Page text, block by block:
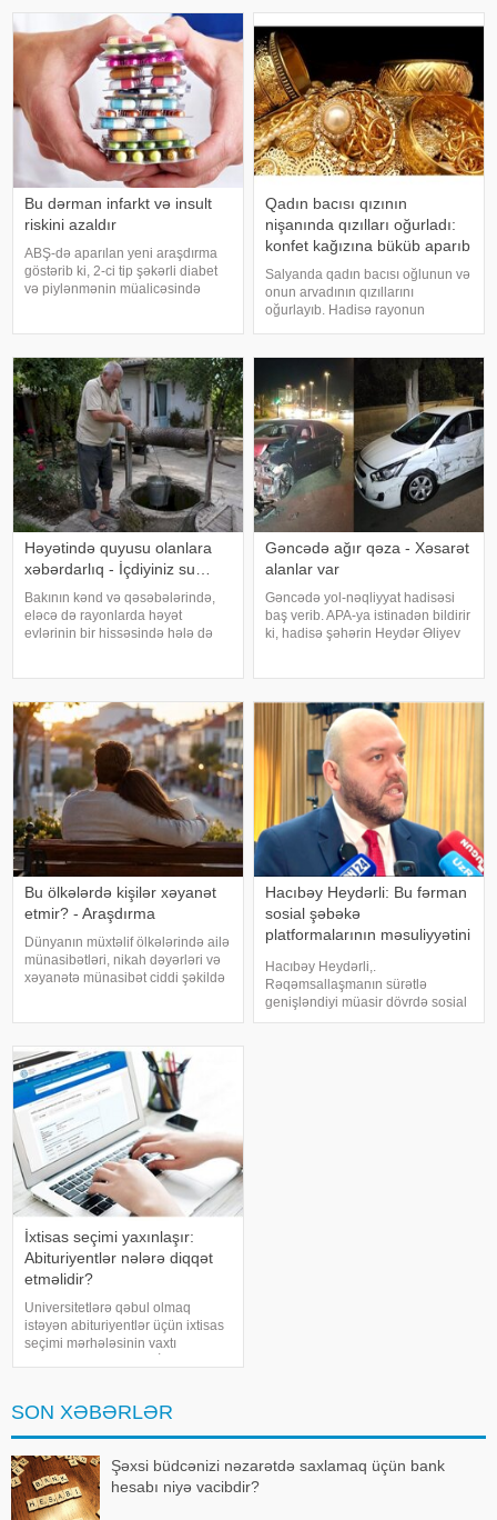
verir ki, Associated Press
agentliyinin regional rəsmiyə
istinadə
küçələrdə nəqliyyat vasitələrini
Bu dərman infarkt və insult
riskini azaldır
ABŞ-də aparılan yeni araşdırma
göstərib ki, 2-ci tip şəkərli diabet
və piylənmənin müalicəsində
riskini əhəmiyyətli dərəcəd
Qadın bacısı qızının
nişanında qızılları oğurladı:
konfet kağızına büküb aparıb
Salyanda qadın bacısı oğlunun və
onun arvadının qızıllarını
oğurlayıb. Hadisə rayonun
Sənubər Rəhimova (şərti adla)
bacısı qızının nişanı üçün onların
evinə gedib
Həyətində quyusu olanlara
xəbərdarlıq - İçdiyiniz su…
Bakının kənd və qəsəbələrində,
eləcə də rayonlarda həyət
evlərinin bir hissəsində hələ də
təchizatının fasilələrlə həyata
keçirildiyi ərazilərd
Gəncədə ağır qəza - Xəsarət
alanlar var
Gəncədə yol-nəqliyyat hadisəsi
baş verib. APA-ya istinadən bildirir
ki, hadisə şəhərin Heydər Əliyev
xəsarət alıb. Yaralıla
Bu ölkələrdə kişilər xəyanət
etmir? - Araşdırma
Dünyanın müxtəlif ölkələrində ailə
münasibətləri, nikah dəyərləri və
xəyanətə münasibət ciddi şəkildə
münasibətlərə rast gəlinmə
ehtimal
Hacıbəy Heydərli: Bu fərman
sosial şəbəkə
platformalarının məsuliyyətini
Hacıbəy Heydərli,.
Rəqəmsallaşmanın sürətlə
genişləndiyi müasir dövrdə sosial
şəbəkələr cəmiyyətin gündəlik
İxtisas seçimi yaxınlaşır:
Abituriyentlər nələrə diqqət
etməlidir?
Universitetlərə qəbul olmaq
istəyən abituriyentlər üçün ixtisas
seçimi mərhələsinin vaxtı
keçiriləcəyini açıqlayıb. Bu il
seçim proses
SON XƏBƏRLƏR
Şəxsi büdcənizi nəzarətdə saxlamaq üçün bank
hesabı niyə vacibdir?